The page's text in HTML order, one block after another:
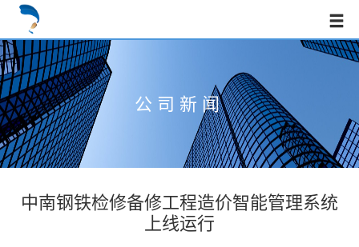
公司新闻
中南钢铁检修备修工程造价智能管理系统
上线运行